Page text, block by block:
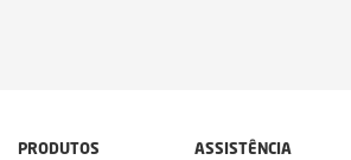
PRODUTOS
ASSISTÊNCIA